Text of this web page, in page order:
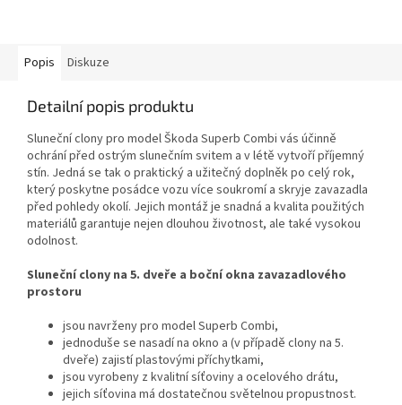
Popis Diskuze
Detailní popis produktu
Sluneční clony pro model Škoda Superb Combi vás účinně
ochrání před ostrým slunečním svitem a v létě vytvoří příjemný
stín. Jedná se tak o praktický a užitečný doplněk po celý rok,
který poskytne posádce vozu více soukromí a skryje zavazadla
před pohledy okolí. Jejich montáž je snadná a kvalita použitých
materiálů garantuje nejen dlouhou životnost, ale také vysokou
odolnost.
Sluneční clony na 5. dveře a boční okna zavazadlového
prostoru
jsou navrženy pro model Superb Combi,
jednoduše se nasadí na okno a (v případě clony na 5.
dveře) zajistí plastovými příchytkami,
jsou vyrobeny z kvalitní síťoviny a ocelového drátu,
jejich síťovina má dostatečnou světelnou propustnost.